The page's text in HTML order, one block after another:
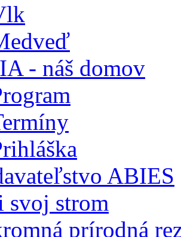
- náš domov
ABIES
svoj strom
prírodná